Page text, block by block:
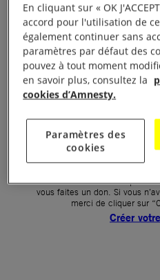
Mot de passe
Un problème de
Première
La création de votre espace
vous faites un don. Si vous
merci de cliquer sur
Créer
En cliquant sur « OK
accord pour l'utilisation de
également continuer sans
paramètres par défaut des
pouvez à tout moment
en savoir plus, consultez la
cookies d’Amnesty.
Paramètres des
cookies